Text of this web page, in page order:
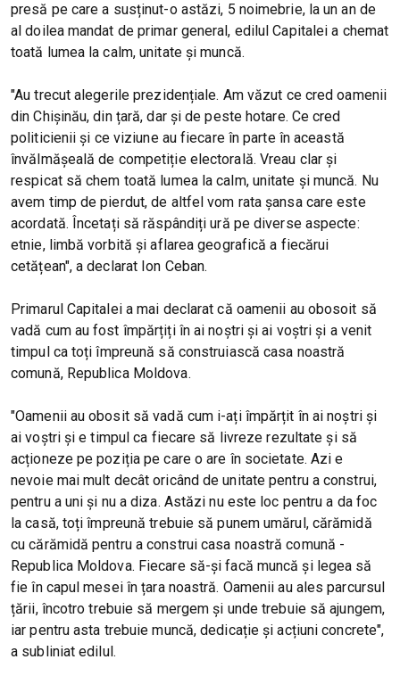
presă pe care a susținut-o astăzi, 5 noimebrie, la un an de
al doilea mandat de primar general, edilul Capitalei a chemat
toată lumea la calm, unitate și muncă.
"Au trecut alegerile prezidențiale. Am văzut ce cred oamenii
din Chișinău, din țară, dar și de peste hotare. Ce cred
politicienii și ce viziune au fiecare în parte în această
învălmășeală de competiție electorală. Vreau clar și
respicat să chem toată lumea la calm, unitate și muncă. Nu
avem timp de pierdut, de altfel vom rata șansa care este
acordată. Încetați să răspândiți ură pe diverse aspecte:
etnie, limbă vorbită și aflarea geografică a fiecărui
cetățean", a declarat Ion Ceban.
Primarul Capitalei a mai declarat că oamenii au obosoit să
vadă cum au fost împărțiți în ai noștri și ai voștri și a venit
timpul ca toți împreună să construiască casa noastră
comună, Republica Moldova.
"Oamenii au obosit să vadă cum i-ați împărțit în ai noștri și
ai voștri și e timpul ca fiecare să livreze rezultate și să
acționeze pe poziția pe care o are în societate. Azi e
nevoie mai mult decât oricând de unitate pentru a construi,
pentru a uni și nu a diza. Astăzi nu este loc pentru a da foc
la casă, toți împreună trebuie să punem umărul, cărămidă
cu cărămidă pentru a construi casa noastră comună -
Republica Moldova. Fiecare să-și facă muncă și legea să
fie în capul mesei în țara noastră. Oamenii au ales parcursul
țării, încotro trebuie să mergem și unde trebuie să ajungem,
iar pentru asta trebuie muncă, dedicație și acțiuni concrete",
a subliniat edilul.